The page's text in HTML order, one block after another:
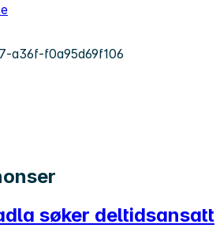
a36f-f0a95d69f106
søker deltidsansatt